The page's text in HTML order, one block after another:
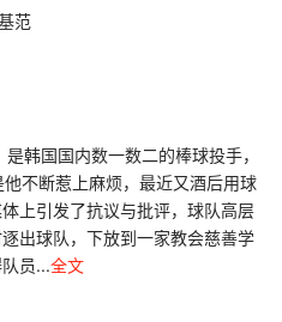
范
国国内数一数二的棒球投手，
不断惹上麻烦，最近又酒后用球
上引发了抗议与批评，球队高层
出球队，下放到一家教会慈善学
员...全文